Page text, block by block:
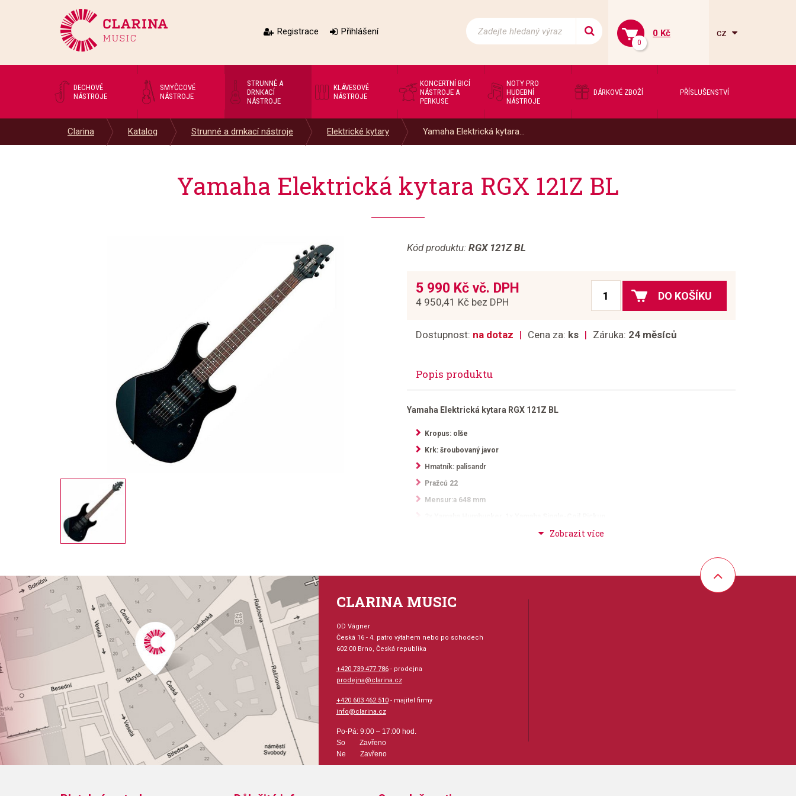
Registrace Přihlášení
0
0 Kč cz
DECHOVÉ
NÁSTROJE
SMYČCOVÉ
NÁSTROJE
STRUNNÉ A
DRNKACÍ
NÁSTROJE
KLÁVESOVÉ
NÁSTROJE
KONCERTNÍ BICÍ
NÁSTROJE A
PERKUSE
NOTY PRO
HUDEBNÍ
NÁSTROJE
DÁRKOVÉ ZBOŽÍ PŘÍSLUŠENSTVÍ
Clarina Katalog Strunné a drnkací nástroje Elektrické kytary Yamaha Elektrická kytara...
Yamaha Elektrická kytara RGX 121Z BL
Kód produktu: RGX 121Z BL
5 990 Kč vč. DPH
4 950,41 Kč bez DPH
DO KOŠÍKU
Dostupnost: na dotaz Cena za: ks Záruka: 24 měsíců
Popis produktu
Yamaha Elektrická kytara RGX 121Z BL
Kropus: olše
Krk: šroubovaný javor
Hmatník: palisandr
Pražců 22
Mensur:a 648 mm
CLARINA MUSIC
OD Vágner
Česká 16 - 4. patro výtahem nebo po schodech
602 00 Brno, Česká republika
+420 739 477 786- prodejna
prodejna@clarina.cz
+420 603 462 510- majitel firmy
info@clarina.cz
Po-Pá: 9:00 – 17:00 hod.
So Zavřeno
Ne Zavřeno